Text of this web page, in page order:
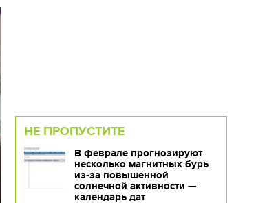
НЕ ПРОПУСТИТЕ
В феврале прогнозируют
несколько магнитных бурь
из-за повышенной
солнечной активности —
календарь дат